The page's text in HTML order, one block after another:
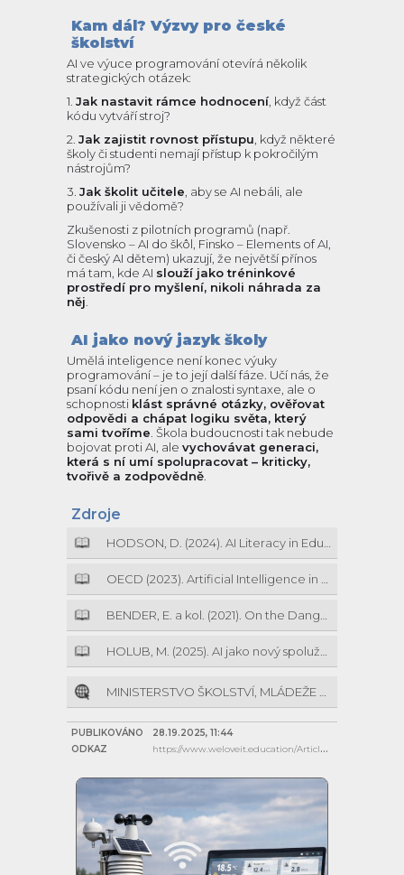
Kam dál? Výzvy pro české
školství
AI ve výuce programování otevírá několik
strategických otázek:
1. Jak nastavit rámce hodnocení , když část
kódu vytváří stroj?
2. Jak zajistit rovnost přístupu , když některé
školy či studenti nemají přístup k pokročilým
nástrojům?
3. Jak školit učitele , aby se AI nebáli, ale
používali ji vědomě?
Zkušenosti z pilotních programů (např.
Slovensko – AI do škôl, Finsko – Elements of AI,
či český AI dětem) ukazují, že největší přínos
má tam, kde AI slouží jako tréninkové
prostředí pro myšlení, nikoli náhrada za
něj
AI jako nový jazyk školy
Umělá inteligence není konec výuky
programování – je to její další fáze. Učí nás, že
psaní kódu není jen o znalosti syntaxe, ale o
schopnosti klást správné otázky, ověřovat
odpovědi a chápat logiku světa, který
sami tvoříme . Škola budoucnosti tak nebude
bojovat proti AI, ale vychovávat generaci,
která s ní umí spolupracovat – kriticky,
tvořivě a zodpovědně
Zdroje
PUBLIKOVÁNO
28.19.2025, 11:44
ODKAZ
https://www.weloveit.education/Article/20251028-Vyuziti-umele-inteligence-pri-vyuce-programovani-na-stredni-skole/